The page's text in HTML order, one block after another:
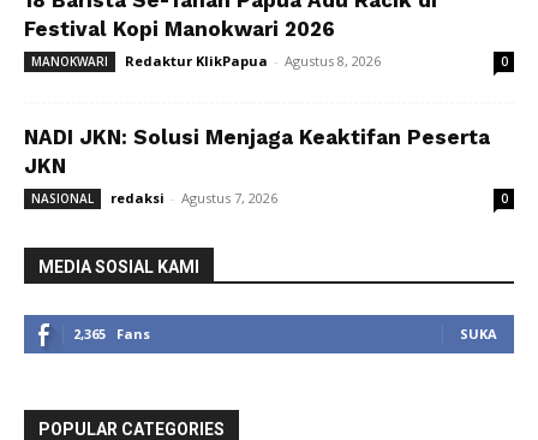
Festival Kopi Manokwari 2026
MANOKWARI Redaktur KlikPapua - Agustus 8, 2026 0
NADI JKN: Solusi Menjaga Keaktifan Peserta
JKN
NASIONAL redaksi - Agustus 7, 2026 0
MEDIA SOSIAL KAMI
2,365 Fans SUKA
POPULAR CATEGORIES